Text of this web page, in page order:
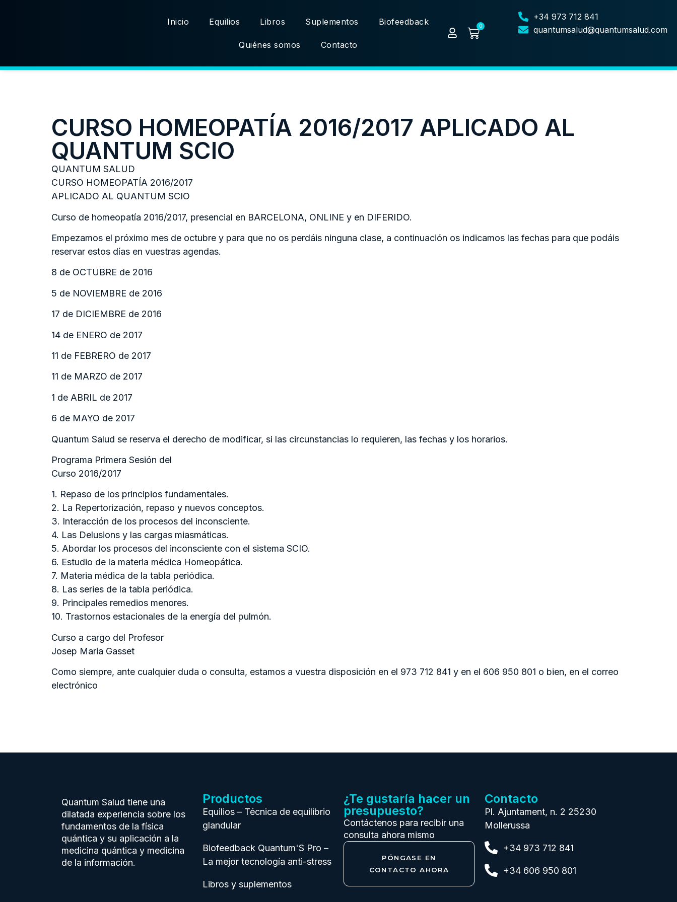
Inicio Equilios Libros Suplementos Biofeedback
Quiénes somos Contacto
0
+34 973 712 841
quantumsalud@quantumsalud.com
CURSO HOMEOPATÍA 2016/2017 APLICADO AL
QUANTUM SCIO
QUANTUM SALUD
CURSO HOMEOPATÍA 2016/2017
APLICADO AL QUANTUM SCIO
Curso de homeopatía 2016/2017, presencial en BARCELONA, ONLINE y en DIFERIDO.
Empezamos el próximo mes de octubre y para que no os perdáis ninguna clase, a continuación os indicamos las fechas para que podáis
reservar estos días en vuestras agendas.
8 de OCTUBRE de 2016
5 de NOVIEMBRE de 2016
17 de DICIEMBRE de 2016
14 de ENERO de 2017
11 de FEBRERO de 2017
11 de MARZO de 2017
1 de ABRIL de 2017
6 de MAYO de 2017
Quantum Salud se reserva el derecho de modificar, si las circunstancias lo requieren, las fechas y los horarios.
Programa Primera Sesión del
Curso 2016/2017
1. Repaso de los principios fundamentales.
2. La Repertorización, repaso y nuevos conceptos.
3. Interacción de los procesos del inconsciente.
4. Las Delusions y las cargas miasmáticas.
5. Abordar los procesos del inconsciente con el sistema SCIO.
6. Estudio de la materia médica Homeopática.
7. Materia médica de la tabla periódica.
8. Las series de la tabla periódica.
9. Principales remedios menores.
10. Trastornos estacionales de la energía del pulmón.
Curso a cargo del Profesor
Josep Maria Gasset
Como siempre, ante cualquier duda o consulta, estamos a vuestra disposición en el 973 712 841 y en el 606 950 801 o bien, en el correo
electrónico
Quantum Salud tiene una
dilatada experiencia sobre los
fundamentos de la física
quántica y su aplicación a la
medicina quántica y medicina
de la información.
Productos
Equilios – Técnica de equilibrio
glandular
Biofeedback Quantum'S Pro –
La mejor tecnología anti-stress
Libros y suplementos
¿Te gustaría hacer un
presupuesto?
Contáctenos para recibir una
consulta ahora mismo
PÓNGASE EN
CONTACTO AHORA
Contacto
Pl. Ajuntament, n. 2 25230
Mollerussa
+34 973 712 841
+34 606 950 801